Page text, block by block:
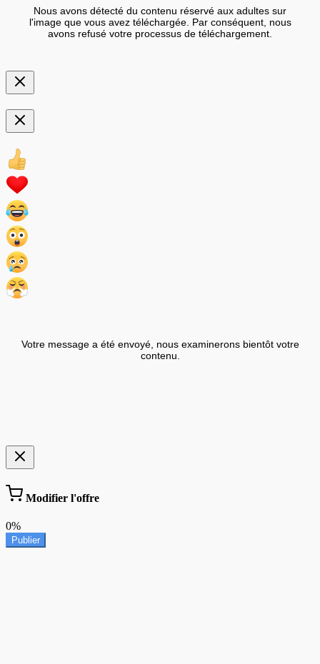
Nous avons détecté du contenu réservé aux adultes sur
l'image que vous avez téléchargée. Par conséquent, nous
avons refusé votre processus de téléchargement.
Votre message a été envoyé, nous examinerons bientôt votre
contenu.
Modifier l'offre
0%
Publier